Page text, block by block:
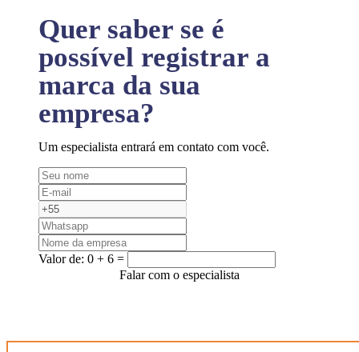
Quer saber se é
possível registrar a
marca da sua
empresa?
Um especialista entrará em contato com você.
Valor de: 0 + 6 =
Falar com o especialista